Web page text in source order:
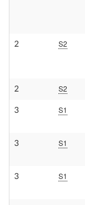
2 S2
2 S2
3 S1
3 S1
3 S1